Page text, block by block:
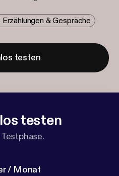
& Gespräche
testen
testen
/ Monat